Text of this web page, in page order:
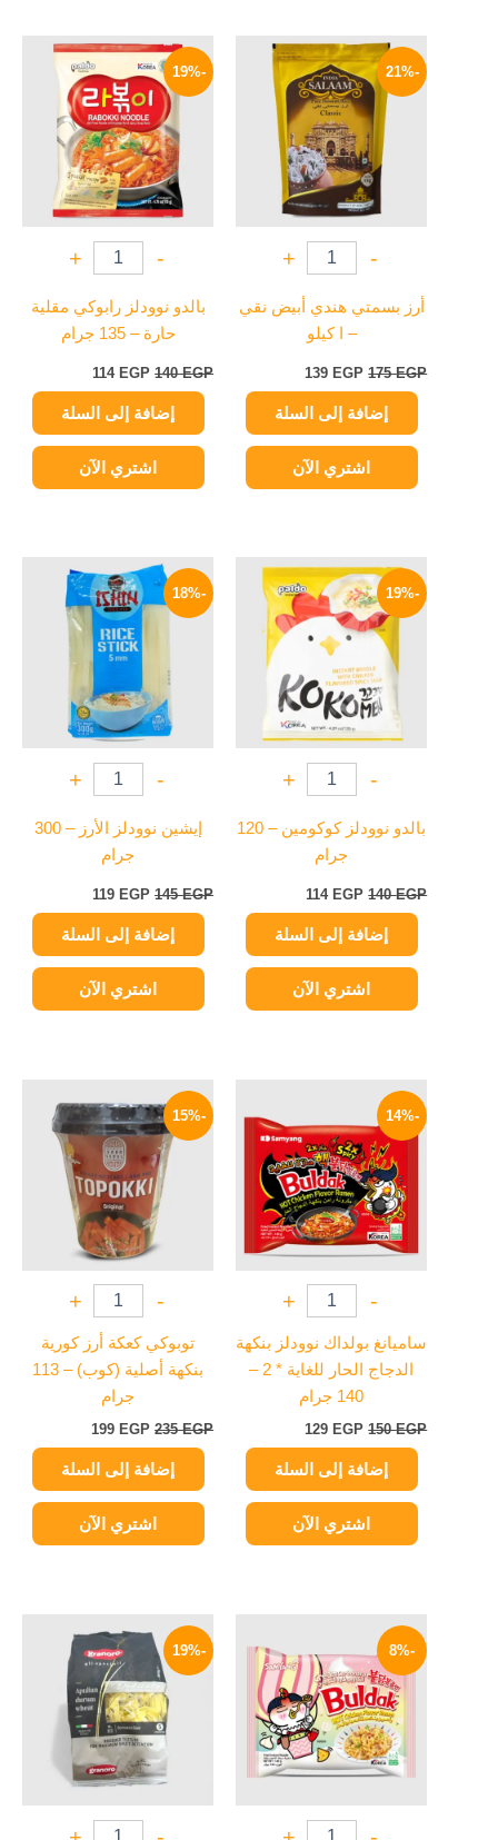
-21%
-
+
أرز بسمتي هندي أبيض نقي
– ا كيلو
175EGP
السعر
الأصلي
هو:
175 EGP.
139 EGP
السعر
الحالي
هو:
139 EGP.
إضافة إلى السلة
اشتري الآن
-19%
-
+
بالدو نوودلز رابوكي مقلية
حارة – 135 جرام
140EGP
السعر
الأصلي
هو:
140 EGP.
114 EGP
السعر
الحالي
هو:
114 EGP.
إضافة إلى السلة
اشتري الآن
-19%
-
+
بالدو نوودلز كوكومين – 120
جرام
140EGP
السعر
الأصلي
هو:
140 EGP.
114 EGP
السعر
الحالي
هو:
114 EGP.
إضافة إلى السلة
اشتري الآن
-18%
-
+
إيشين نوودلز الأرز – 300
جرام
145EGP
السعر
الأصلي
هو:
145 EGP.
119 EGP
السعر
الحالي
هو:
119 EGP.
إضافة إلى السلة
اشتري الآن
-14%
-
+
ساميانغ بولداك نوودلز بنكهة
الدجاج الحار للغاية * 2 –
140 جرام
150EGP
هو:
150 EGP.
129 EGP
هو:
129 EGP.
إضافة إلى السلة
اشتري الآن
-15%
-
+
توبوكي كعكة أرز كورية
بنكهة أصلية (كوب) – 113
جرام
235EGP
الأصلي
هو:
199 EGP
الحالي
هو:
199 EGP.
إضافة إلى السلة
اشتري الآن
-8%
هو:
140 EGP.
هو:
129 EGP.
-19%
الأصلي
160 EGP.
الحالي
هو:
129 EGP.